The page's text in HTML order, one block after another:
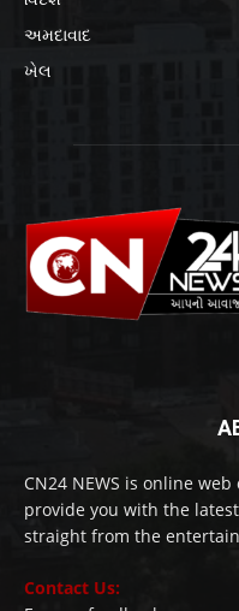
અમદાવાદ
ખેલ
CN24 NEWS is online
provide you with the
straight from the
Contact Us: